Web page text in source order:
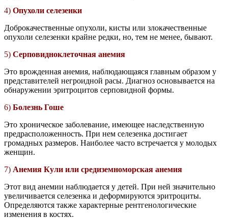
4) Опухоли селезенки
Доброкачественные опухоли, кисты или злокачественные
опухоли селезенки крайне редки, но, тем не менее, бывают.
5) Серповидноклеточная анемия
Это врожденная анемия, наблюдающаяся главным образом у
представителей негроидной расы. Диагноз основывается на
обнаружении эритроцитов серповидной формы.
6) Болезнь Гоше
Это хроническое заболевание, имеющее наследственную
предрасположенность. При нем селезенка достигает
громадных размеров. Наиболее часто встречается у молодых
женщин.
7) Анемия Кули или средиземноморская анемия
Этот вид анемии наблюдается у детей. При ней значительно
увеличивается селезенка и деформируются эритроциты.
Определяются также характерные рентгенологические
изменения в костях.